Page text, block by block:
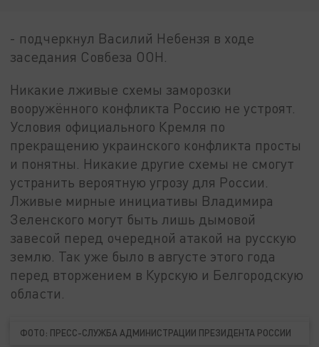
- подчеркнул Василий Небензя в ходе
заседания Совбеза ООН.
Никакие лживые схемы заморозки
вооружённого конфликта Россию не устроят.
Условия официального Кремля по
прекращению украинского конфликта просты
и понятны. Никакие другие схемы не смогут
устранить вероятную угрозу для России.
Лживые мирные инициативы Владимира
Зеленского могут быть лишь дымовой
завесой перед очередной атакой на русскую
землю. Так уже было в августе этого года
перед вторжением в Курскую и Белгородскую
области.
ФОТО: ПРЕСС-СЛУЖБА АДМИНИСТРАЦИИ ПРЕЗИДЕНТА РОССИИ